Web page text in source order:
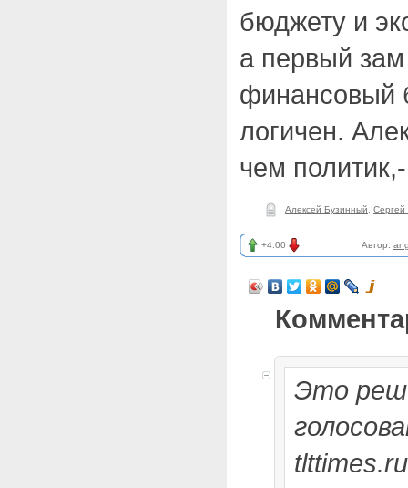
бюджету и
а первый
финансовый
логичен.
чем
Алексей Бузинный Сергей
+4.00 Автор:
Это